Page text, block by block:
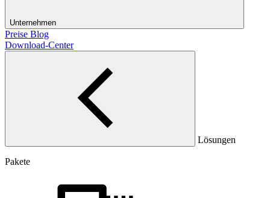
Unternehmen
Preise Blog
Download-Center
Lösungen
Pakete